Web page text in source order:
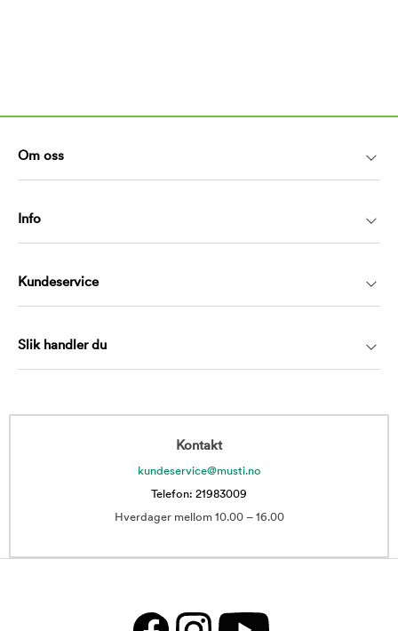
Om oss
Info
Kundeservice
Slik handler du
Kontakt
kundeservice@musti.no
Telefon: 21983009
Hverdager mellom 10.00 – 16.00